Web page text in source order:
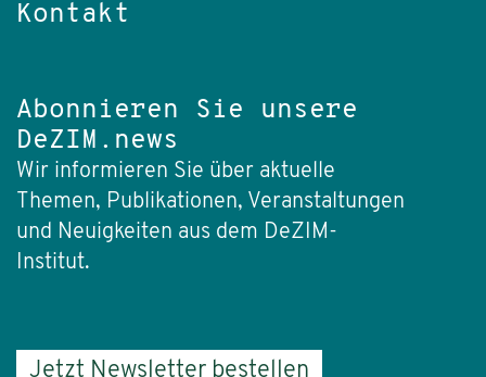
Kontakt
Abonnieren Sie unsere
DeZIM.news
Wir informieren Sie über aktuelle
Themen, Publikationen, Veranstaltungen
und Neuigkeiten aus dem DeZIM-
Institut.
Jetzt Newsletter bestellen